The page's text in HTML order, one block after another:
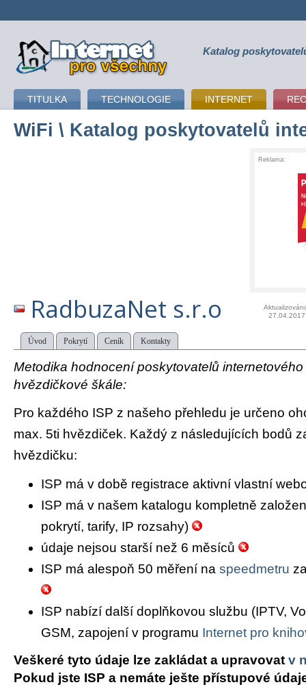
připojení k internetu Katalog
TITULKA TECHNOLOGIE INTERNET
WiFi \ Katalog poskytovatelů
Reklama:
RadbuzaNet s.r.o
27.04.2017
Úvod Pokrytí Ceník Kontakty
Metodika hodnocení poskytovatelů
hvězdičkové škále:
Pro každého ISP z našeho přehledu je určeno
max. 5ti hvězdiček. Každý z následujících bodů
hvězdičku:
ISP má v době registrace aktivní vlastní
ISP má v našem katalogu kompletně
pokrytí, tarify, IP rozsahy)
údaje nejsou starší než 6 měsíců
ISP má alespoň 50 měření na speedmetru
ISP nabízí další doplňkovou službu (IPTV,
GSM, zapojení v programu Internet pro
Veškeré tyto údaje lze zakládat a upravovat v
Pokud jste ISP a nemáte ješte přístupové